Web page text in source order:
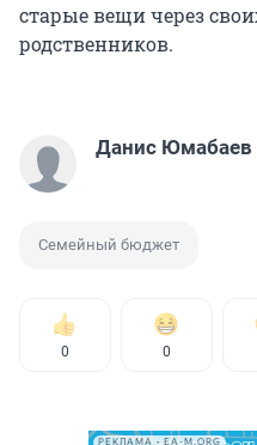
старые вещи через
родственников.
Данис Юмабаев
Семейный бюджет
0 0
РЕКЛАМА • EA-M.ORG